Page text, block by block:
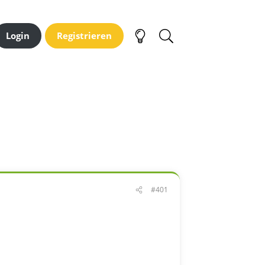
Login Registrieren
#401